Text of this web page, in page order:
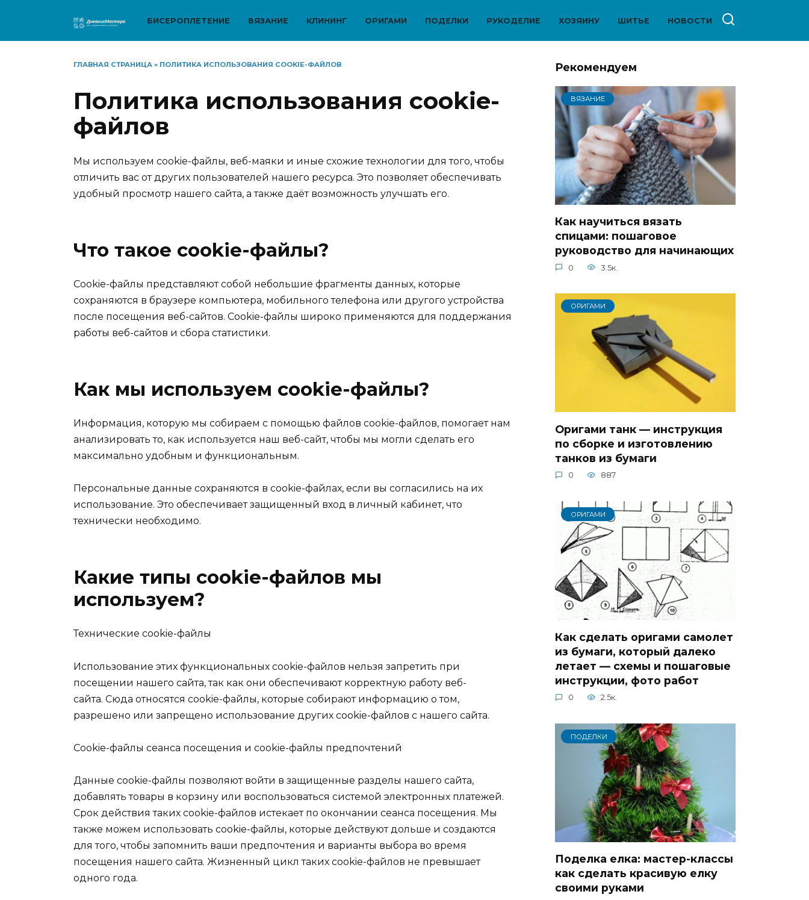
БИСЕРОПЛЕТЕНИЕ ВЯЗАНИЕ КЛИНИНГ ОРИГАМИ ПОДЕЛКИ РУКОДЕЛИЕ ХОЗЯИНУ ШИТЬЕ НОВОСТИ
ГЛАВНАЯ СТРАНИЦА » ПОЛИТИКА ИСПОЛЬЗОВАНИЯ COOKIE-ФАЙЛОВ
Политика использования cookie-
файлов
Мы используем cookie-файлы, веб-маяки и иные схожие технологии для того, чтобы
отличить вас от других пользователей нашего ресурса. Это позволяет обеспечивать
удобный просмотр нашего сайта, а также даёт возможность улучшать его.
Что такое cookie-файлы?
Cookie-файлы представляют собой небольшие фрагменты данных, которые
сохраняются в браузере компьютера, мобильного телефона или другого устройства
после посещения веб-сайтов. Cookie-файлы широко применяются для поддержания
работы веб-сайтов и сбора статистики.
Как мы используем cookie-файлы?
Информация, которую мы собираем с помощью файлов cookie-файлов, помогает нам
анализировать то, как используется наш веб-сайт, чтобы мы могли сделать его
максимально удобным и функциональным.
Персональные данные сохраняются в cookie-файлах, если вы согласились на их
использование. Это обеспечивает защищенный вход в личный кабинет, что
технически необходимо.
Какие типы cookie-файлов мы
используем?
Технические cookie-файлы
Использование этих функциональных cookie-файлов нельзя запретить при
посещении нашего сайта, так как они обеспечивают корректную работу веб-
сайта. Сюда относятся cookie-файлы, которые собирают информацию о том,
разрешено или запрещено использование других cookie-файлов с нашего сайта.
Cookie-файлы сеанса посещения и cookie-файлы предпочтений
Данные cookie-файлы позволяют войти в защищенные разделы нашего сайта,
добавлять товары в корзину или воспользоваться системой электронных платежей.
Срок действия таких cookie-файлов истекает по окончании сеанса посещения. Мы
также можем использовать cookie-файлы, которые действуют дольше и создаются
для того, чтобы запомнить ваши предпочтения и варианты выбора во время
посещения нашего сайта. Жизненный цикл таких cookie-файлов не превышает
одного года.
Рекомендуем
ВЯЗАНИЕ
Как научиться вязать
спицами: пошаговое
руководство для начинающих
0 3.5к.
ОРИГАМИ
Оригами танк — инструкция
по сборке и изготовлению
танков из бумаги
0 887
ОРИГАМИ
Как сделать оригами самолет
из бумаги, который далеко
летает — схемы и пошаговые
инструкции, фото работ
0 2.5к.
ПОДЕЛКИ
Поделка елка: мастер-классы
как сделать красивую елку
своими руками